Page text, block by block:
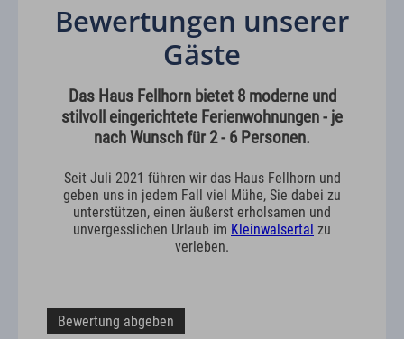
Bewertungen unserer
Gäste
Das Haus Fellhorn bietet 8 moderne und
stilvoll eingerichtete Ferienwohnungen - je
nach Wunsch für 2 - 6 Personen.
Seit Juli 2021 führen wir das Haus Fellhorn und
geben uns in jedem Fall viel Mühe, Sie dabei zu
unterstützen, einen äußerst erholsamen und
unvergesslichen Urlaub im Kleinwalsertal zu
verleben.
Bewertung abgeben